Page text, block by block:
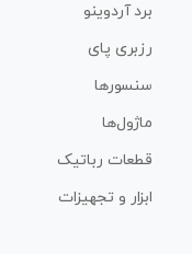
برد آردوینو
رزبری پای
سنسورها
ماژول‌ها
قطعات رباتیک
ابزار و تجهیزات